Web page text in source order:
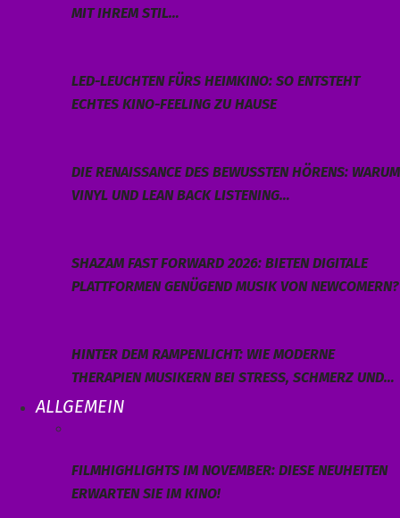
MIT IHREM STIL…
LED-LEUCHTEN FÜRS HEIMKINO: SO ENTSTEHT
ECHTES KINO-FEELING ZU HAUSE
DIE RENAISSANCE DES BEWUSSTEN HÖRENS: WARUM
VINYL UND LEAN BACK LISTENING…
SHAZAM FAST FORWARD 2026: BIETEN DIGITALE
PLATTFORMEN GENÜGEND MUSIK VON NEWCOMERN?
HINTER DEM RAMPENLICHT: WIE MODERNE
THERAPIEN MUSIKERN BEI STRESS, SCHMERZ UND…
ALLGEMEIN
FILMHIGHLIGHTS IM NOVEMBER: DIESE NEUHEITEN
ERWARTEN SIE IM KINO!